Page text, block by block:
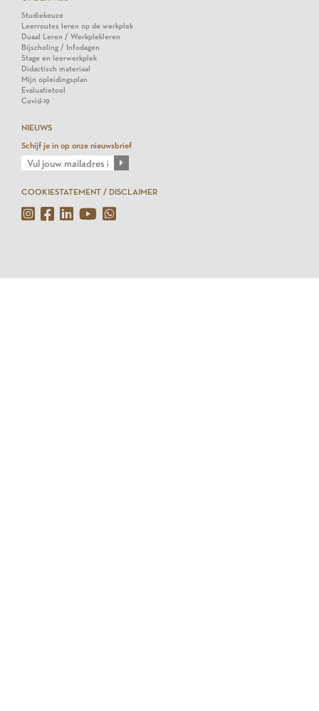
Studiekeuze
Leerroutes leren op de werkplek
Duaal Leren / Werkplekleren
Bijscholing / Infodagen
Stage en leerwerkplek
Didactisch materiaal
Mijn opleidingsplan
Evaluatietool
Covid-19
NIEUWS
Schijf je in op onze nieuwsbrief
COOKIESTATEMENT / DISCLAIMER